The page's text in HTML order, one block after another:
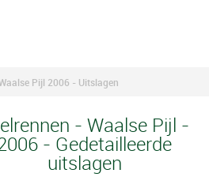
Pijl 2006 - Uitslagen
- Waalse Pijl -
- Gedetailleerde
uitslagen